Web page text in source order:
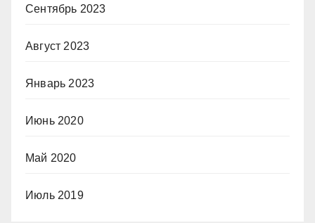
Сентябрь 2023
Август 2023
Январь 2023
Июнь 2020
Май 2020
Июль 2019